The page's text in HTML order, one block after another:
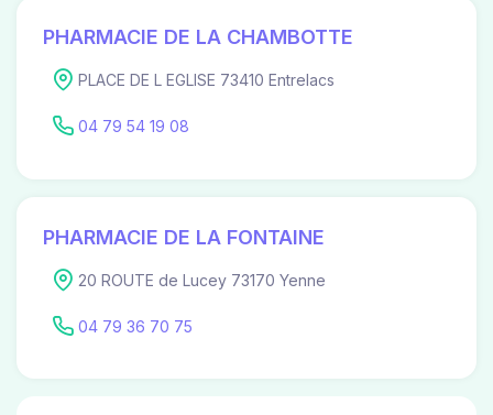
PHARMACIE DE LA CHAMBOTTE
PLACE DE L EGLISE 73410 Entrelacs
04 79 54 19 08
PHARMACIE DE LA FONTAINE
20 ROUTE de Lucey 73170 Yenne
04 79 36 70 75